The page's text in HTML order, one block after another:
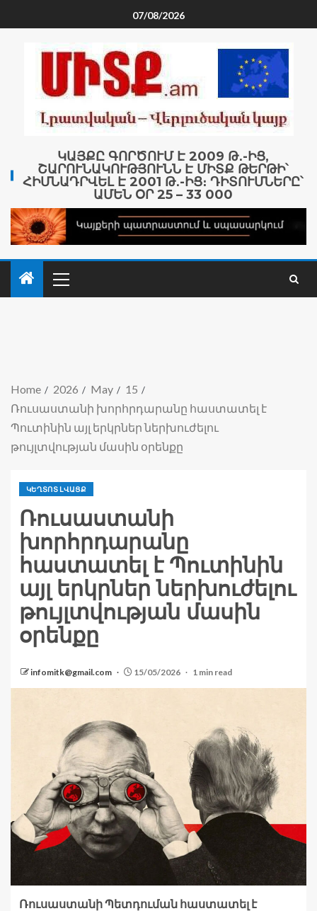
07/08/2026
ԿԱՅՔԸ ԳՈՐԾՈՒՄ Է 2009 Թ․-ԻՑ,
ՇԱՐՈՒՆԱԿՈՒԹՅՈՒՆՆ Է ՄԻՏՔ ԹԵՐԹԻ՝
ՀԻՄՆԱԴՐՎԵԼ Է 2001 Թ․-ԻՑ։ ԴԻՏՈՒՄՆԵՐԸ՝
ԱՄԵՆ ՕՐ 25 – 33 000
Home 2026 May
15
Ռուսաստանի խորհրդարանը հաստատել է
Պուտինին այլ երկրներ ներխուժելու
թույլտվության մասին օրենքը
ԿԵՂՏՈՏ ԼՎԱՑՔ
Ռուսաստանի
խորհրդարանը
հաստատել է Պուտինին
այլ երկրներ ներխուժելու
թույլտվության մասին
օրենքը
infomitk@gmail.com 15/05/2026 1 min read
Ռուսաստանի Պետդուման հաստատել է